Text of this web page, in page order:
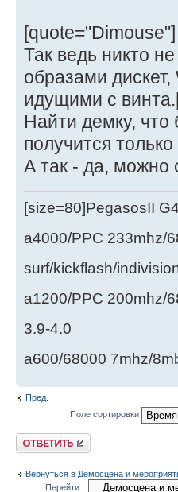
[quote="Dimouse"]
Так ведь никто
образами
идущими с
Найти демку,
получится
А так - да, можно
[size=80]PegasosII
a4000/PPC 233mhz/
surf/kickflash/
a1200/PPC 200mhz/
3.9-4.0
a600/68000 7mhz/
Пред.
Поле сортировки
Ответить
Вернуться в Демосцена и
Перейти: